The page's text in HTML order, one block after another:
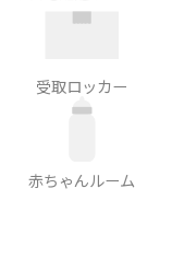
受取ロッカー
赤ちゃんルーム